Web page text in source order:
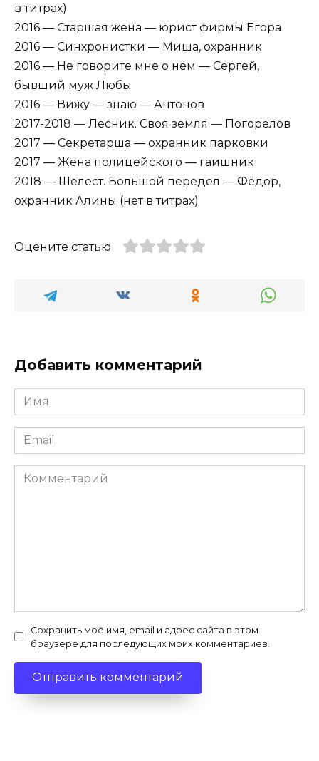
в титрах)
2016 — Старшая жена — юрист фирмы Егора
2016 — Синхронистки — Миша, охранник
2016 — Не говорите мне о нём — Сергей,
бывший муж Любы
2016 — Вижу — знаю — Антонов
2017-2018 — Лесник. Своя земля — Погорелов
2017 — Секретарша — охранник парковки
2017 — Жена полицейского — гаишник
2018 — Шелест. Большой передел — Фёдор,
охранник Алины (нет в титрах)
Оцените статью
Добавить комментарий
Имя
*
Email
*
Комментарий
Сохранить моё имя, email и адрес сайта в этом
браузере для последующих моих комментариев.